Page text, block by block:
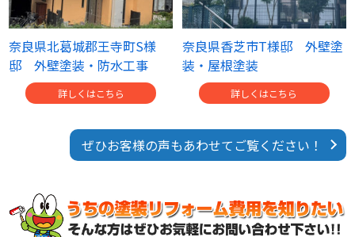
奈良県北葛城郡王寺町S様
邸 外壁塗装・防水工事
詳しくはこちら
奈良県香芝市T様邸 外壁塗
装・屋根塗装
詳しくはこちら
ぜひお客様の声もあわせてご覧ください！